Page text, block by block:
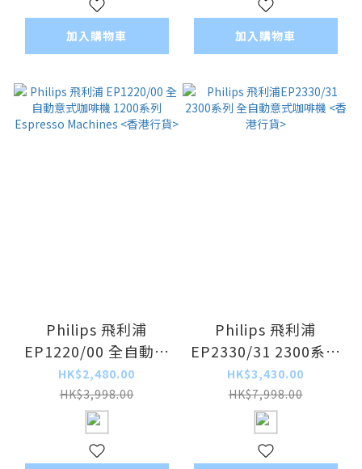
加入購物車 加入購物車
Philips 飛利浦
EP1220/00 全自動意
式咖啡機 1200系列
Espresso Machines <
香港行貨>
HK$2,480.00
HK$3,998.00
Philips 飛利浦
EP2330/31 2300系列
全自動意式咖啡機 <香
港行貨>
HK$3,430.00
HK$7,998.00